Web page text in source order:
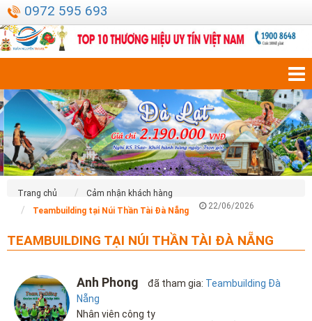
0972 595 693
Trang chủ
Cảm nhận khách hàng
Teambuilding tại Núi Thần Tài Đà Nẵng
TEAMBUILDING TẠI NÚI THẦN TÀI ĐÀ NẴNG
22/06/2026
Anh Phong đã tham gia: Teambuilding Đà
Nẵng
Nhân viên công ty